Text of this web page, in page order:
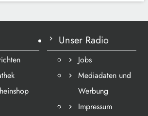
Unser Radio
Jobs
Mediadaten und
Werbung
Impressum